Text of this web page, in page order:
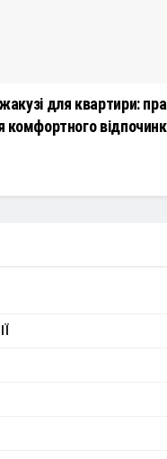
для квартири:
комфортного